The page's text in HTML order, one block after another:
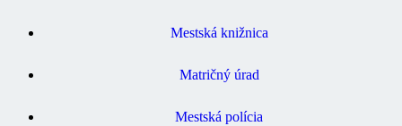
Mestská knižnica
Matričný úrad
Mestská polícia